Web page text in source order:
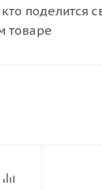
поделится
товаре